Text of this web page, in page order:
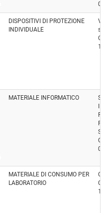
DISPOSITIVI DI PROTEZIONE
INDIVIDUALE
s.r.l.
MATERIALE INFORMATICO
MATERIALE DI CONSUMO PER
LABORATORIO